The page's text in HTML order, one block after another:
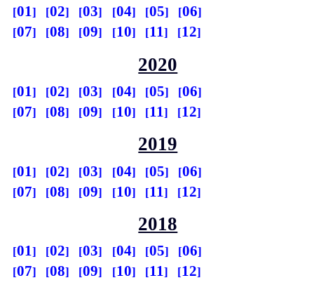
01 02 03 04 05
06
07
08 09 10 11 12
2020
01 02 03 04 05
06
07
08 09 10 11 12
2019
01 02 03 04 05
06
07
08 09 10 11 12
2018
01 02 03 04 05
06
07
08 09 10 11 12